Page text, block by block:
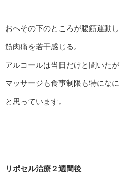
おへその下のところが腹筋運動
筋肉痛を若干感じる。
アルコールは当日だけと聞いたが
マッサージも食事制限も特にな
と思っています。
リポセル治療２週間後